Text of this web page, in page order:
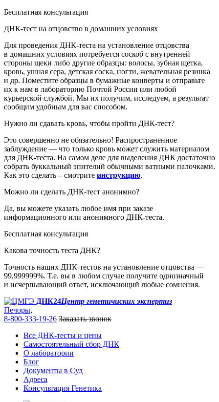
Бесплатная консультация
ДНК-тест на отцовство в домашних условиях
Для проведения ДНК-теста на установление отцовства
в домашних условиях потребуется соскоб с внутренней
стороны щеки либо другие образцы: волосы, зубная щетка,
кровь, ушная сера, детская соска, ногти, жевательная резинка
и др. Поместите образцы в бумажные конверты и отправьте
их к нам в лабораторию Почтой России или любой
курьерской службой. Мы их получим, исследуем, а результат
сообщим удобным для вас способом.
Нужно ли сдавать кровь, чтобы пройти ДНК-тест?
Это совершенно не обязательно! Распространенное
заблуждение — что только кровь может служить материалом
для ДНК-теста. На самом деле для выделения ДНК достаточно
собрать буккальный эпителий обычными ватными палочками.
Как это сделать – смотрите инструкцию.
Можно ли сделать ДНК-тест анонимно?
Да, вы можете указать любое имя при заказе
информационного или анонимного ДНК-теста.
Бесплатная консультация
Какова точность теста ДНК?
Точность наших ДНК-тестов на установление отцовства —
99,999999%. Т.е. вы в любом случае получите однозначный
и исчерпывающий ответ, исключающий любые сомнения.
ДНК24Центр генетичиских экспертиз
Печоры,
8-800-333-19-26 Заказать звонок
Все ДНК-тесты и цены
Самостоятельный сбор ДНК
О лаборатории
Блог
Документы в Суд
Адреса
Консультация Генетика